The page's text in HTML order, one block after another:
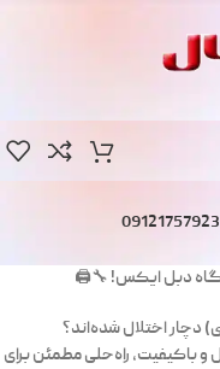
09121757923
دبل ایکس! 🔧🖨️
دچار اختلال شده‌اند؟
راه‌حلی مطمئن برای